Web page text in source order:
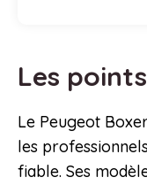
Les
Le Peugeot
les
fiable. Ses